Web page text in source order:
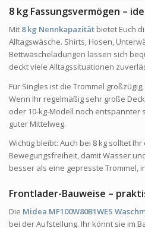
8 kg Fassungsvermögen –
Mit 8 kg Nennkapazität bietet Euch
Alltagswäsche. Shirts, Hosen,
Bettwäscheladungen lassen sich
deckt viele Alltagssituationen
Für Singles ist die Trommel
Wenn Ihr regelmäßig sehr große
oder 10-kg-Modell noch entspannter
guter Mittelweg.
Wichtig bleibt: Auch bei 8 kg solltet
Bewegungsfreiheit, damit Wasser
besser als eine gepresste Trommel,
Frontlader-Bauweise –
Die Midea MF100W80B1WES
bei der Aufstellung. Ihr könnt sie im